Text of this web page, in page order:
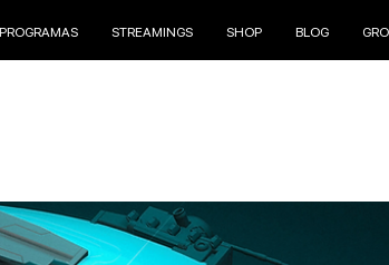
PROGRAMAS STREAMINGS SHOP BLOG